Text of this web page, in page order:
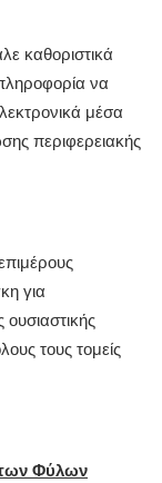
καθοριστικά
να
μέσα
περιφερειακής
για
τους τομείς
των Φύλων